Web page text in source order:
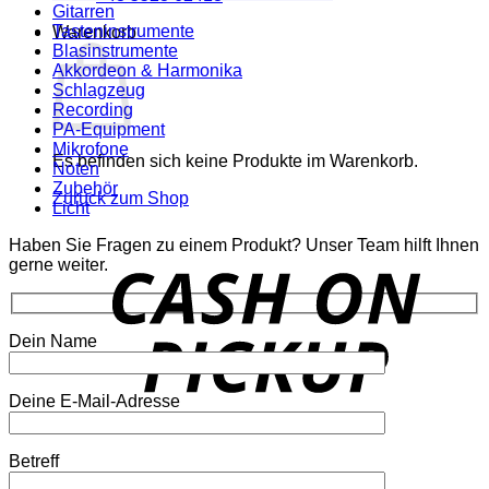
Warenkorb
Es befinden sich keine Produkte im Warenkorb.
Zurück zum Shop
Gitarren
Tasteninstrumente
Blasinstrumente
Akkordeon & Harmonika
Schlagzeug
Recording
PA-Equipment
Mikrofone
Noten
Zubehör
Licht
Haben Sie Fragen zu einem Produkt? Unser Team hilft Ihnen
gerne weiter.
Dein Name
Deine E-Mail-Adresse
Betreff